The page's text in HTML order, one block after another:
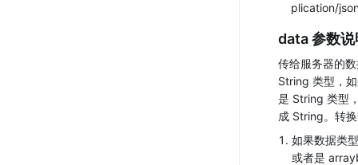
plication/
data 参数说
传给服务器的
String 类型，
是 String 类型
成 String。转
如果数据类
或者是